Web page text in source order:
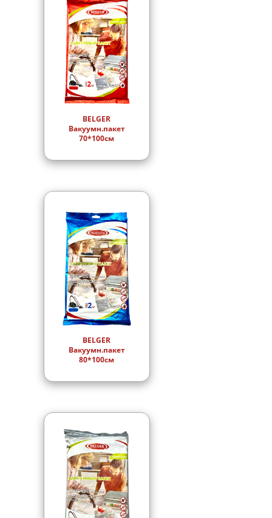
BELGER
Вакуумн.пакет
70*100см
BELGER
Вакуумн.пакет
80*100см